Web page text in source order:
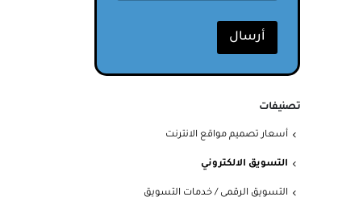
أرسال
تصنيفات
أسعار تصميم مواقع الانترنت
التسويق الالكتروني
التسويق الرقمي / خدمات التسويق